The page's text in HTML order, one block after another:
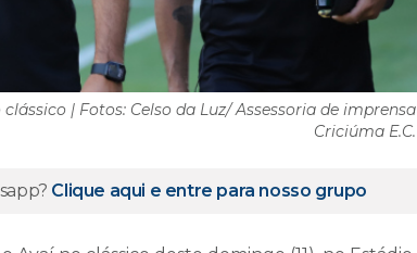
| Fotos: Celso da Luz/ Assessoria de imprensa
Criciúma E.C.
Clique aqui e entre para nosso grupo